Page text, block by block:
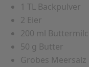
1 TL Backpulver
2 Eier
200 ml
50 g Butter
Grobes Meersalz